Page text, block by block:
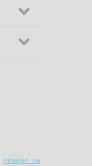
Hinweise zur